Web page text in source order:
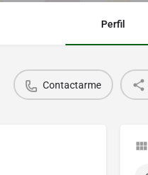
Perfil
Contactarme